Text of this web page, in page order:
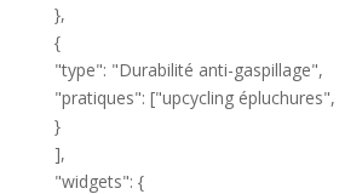
},
{
"type": "Durabilité anti-gaspillage",
"pratiques": ["upcycling
}
],
"widgets": {